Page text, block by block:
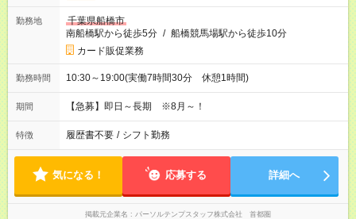
勤務地
千葉県船橋市
南船橋駅から徒歩5分 / 船橋競馬場駅から徒歩10分
カード販促業務
勤務時間 10:30～19:00(実働7時間30分 休憩1時間)
期間 【急募】即日～長期 ※8月～！
特徴 履歴書不要 / シフト勤務
気になる！ 応募する 詳細へ
掲載元企業名 パーソルテンプスタッフ株式会社 首都圏